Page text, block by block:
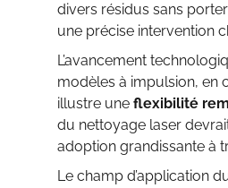
divers résidus sans
une précise intervention
L’avancement
modèles à impulsion, en
illustre une flexibilité
du nettoyage laser
adoption grandissante à
Le champ d’application